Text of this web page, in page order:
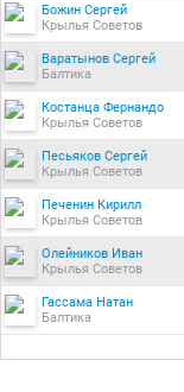
Божин Сергей
Крылья Советов
Варатынов Сергей
Балтика
Костанца Фернандо
Крылья Советов
Песьяков Сергей
Крылья Советов
Печенин Кирилл
Крылья Советов
Олейников Иван
Крылья Советов
Гассама Натан
Балтика